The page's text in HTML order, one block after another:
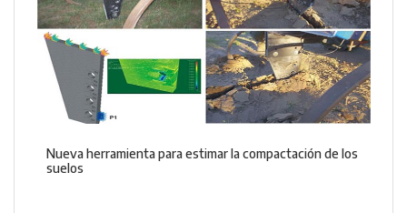
Nueva herramienta para estimar la compactación de los
suelos